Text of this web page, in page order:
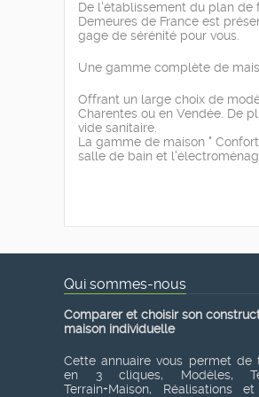
De l'établissement du plan de
Demeures de France est
gage de sérénité pour vous.
Une gamme complète de
Offrant un large choix de
Charentes ou en Vendée. De
vide sanitaire.
La gamme de maison "
salle de bain et
Qui sommes-nous
Comparer et choisir son
maison individuelle
Cette annuaire vous permet de
en 3 cliques, Modèles,
Terrain+Maison, Réalisations